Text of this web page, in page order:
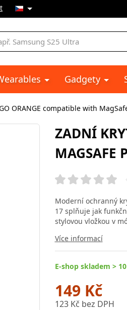
Gadgety
ORANGE compatible with
ZADNÍ
MAGSAFE
Moderní ochranný
17 splňuje jak
stylovou vložkou v
Více informací
E-shop skladem >
149 Kč
123 Kč bez DPH